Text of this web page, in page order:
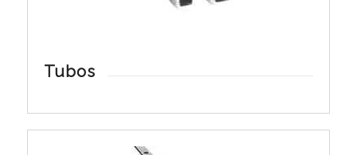
Tubos